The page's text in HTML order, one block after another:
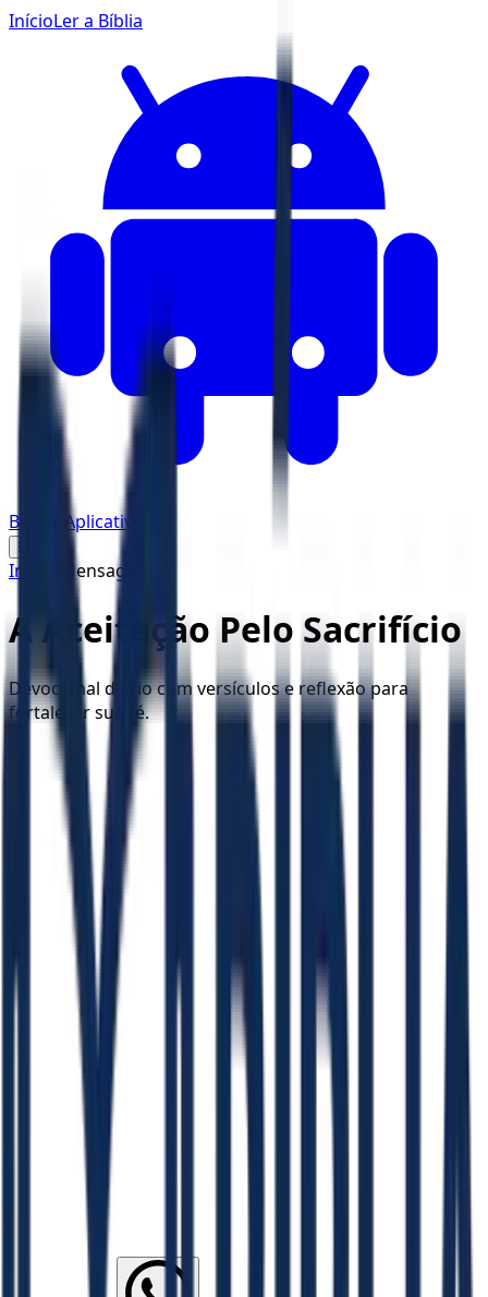
InícioLer a Bíblia
Baixar Aplicativo
☰
Início Mensagem
A Aceitação Pelo Sacrifício
Devocional diário com versículos e reflexão para
fortalecer sua fé.